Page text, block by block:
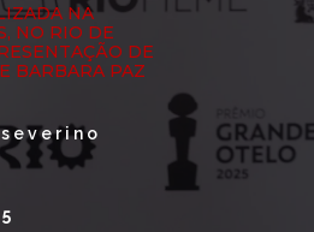
NA
NO RIO DE
DE
BARBARA PAZ